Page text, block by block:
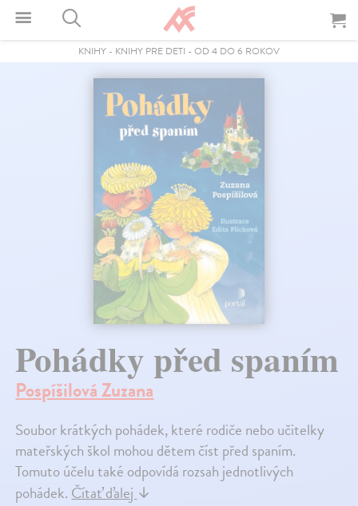
KNIHY - KNIHY PRE DETI - OD 4 DO 6 ROKOV
Pohádky před spaním
Pospíšilová Zuzana
Soubor krátkých pohádek, které rodiče nebo učitelky
mateřských škol mohou dětem číst před spaním.
Tomuto účelu také odpovídá rozsah jednotlivých
pohádek.Čítať ďalej↓